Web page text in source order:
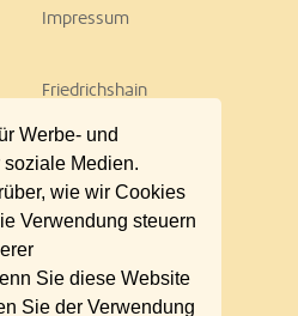
Werbe- und
Medien.
wie wir Cookies
Verwendung steuern
Sie diese Website
Sie der Verwendung
Impressum
Friedrichshain
Marzahn
Neukölln
Schöneberg
Steglitz